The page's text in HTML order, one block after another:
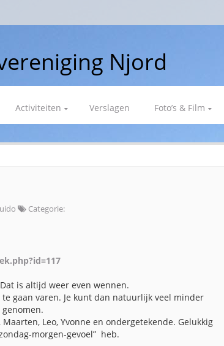
Njord
Activiteiten Verslagen Foto’s & Film
Categorie:
is altijd weer even wennen.
gaan varen. Je kunt dan natuurlijk veel minder
Leo, Yvonne en ondergetekende. Gelukkig
morgen-gevoel” heb.